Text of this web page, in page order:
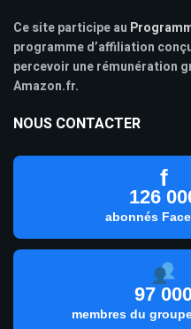
Ce site participe au
programme d’affiliation
percevoir une rémunération
Amazon.fr.
NOUS CONTACTER
f
126
abonnés
97
membres du